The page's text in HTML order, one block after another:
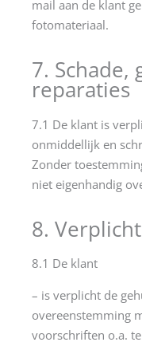
mail aan de klant
fotomateriaal.
7. Schade,
reparaties
7.1 De klant is
onmiddellijk en
Zonder
niet eigenhandig
8.
8.1 De klant
– is verplicht de
overeenstemming
voorschriften o.a.